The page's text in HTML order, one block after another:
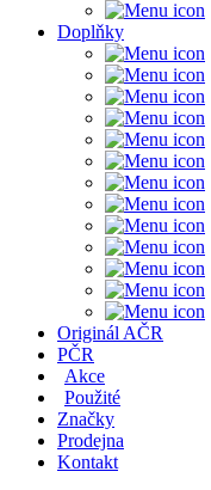
Doplňky
Originál AČR
PČR
Akce
Použité
Značky
Prodejna
Kontakt